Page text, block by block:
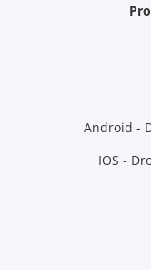
Android -
IOS -